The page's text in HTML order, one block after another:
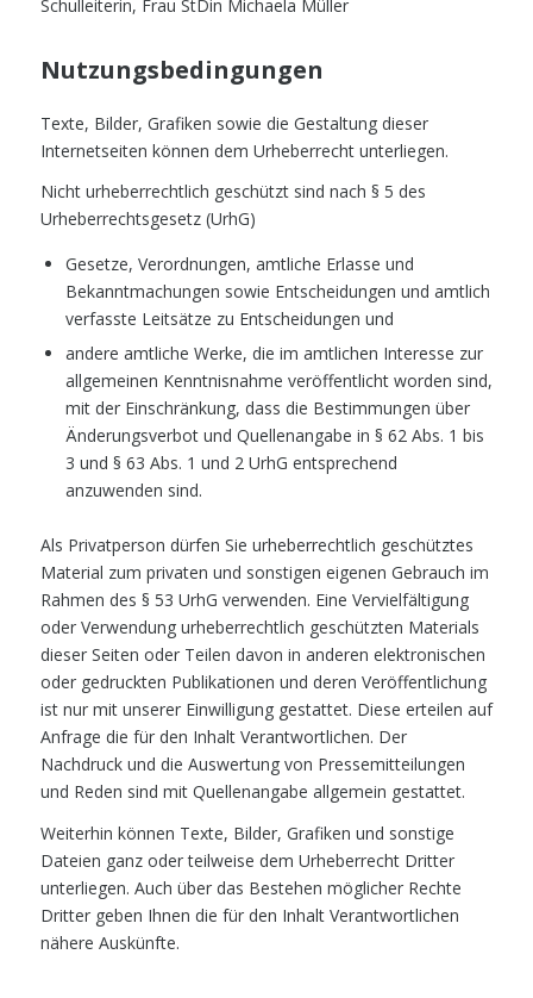
Schulleiterin, Frau StDin Michaela Müller
Nutzungsbedingungen
Texte, Bilder, Grafiken sowie die Gestaltung dieser
Internetseiten können dem Urheberrecht unterliegen.
Nicht urheberrechtlich geschützt sind nach § 5 des
Urheberrechtsgesetz (UrhG)
Gesetze, Verordnungen, amtliche Erlasse und
Bekanntmachungen sowie Entscheidungen und amtlich
verfasste Leitsätze zu Entscheidungen und
andere amtliche Werke, die im amtlichen Interesse zur
allgemeinen Kenntnisnahme veröffentlicht worden sind,
mit der Einschränkung, dass die Bestimmungen über
Änderungsverbot und Quellenangabe in § 62 Abs. 1 bis
3 und § 63 Abs. 1 und 2 UrhG entsprechend
anzuwenden sind.
Als Privatperson dürfen Sie urheberrechtlich geschütztes
Material zum privaten und sonstigen eigenen Gebrauch im
Rahmen des § 53 UrhG verwenden. Eine Vervielfältigung
oder Verwendung urheberrechtlich geschützten Materials
dieser Seiten oder Teilen davon in anderen elektronischen
oder gedruckten Publikationen und deren Veröffentlichung
ist nur mit unserer Einwilligung gestattet. Diese erteilen auf
Anfrage die für den Inhalt Verantwortlichen. Der
Nachdruck und die Auswertung von Pressemitteilungen
und Reden sind mit Quellenangabe allgemein gestattet.
Weiterhin können Texte, Bilder, Grafiken und sonstige
Dateien ganz oder teilweise dem Urheberrecht Dritter
unterliegen. Auch über das Bestehen möglicher Rechte
Dritter geben Ihnen die für den Inhalt Verantwortlichen
nähere Auskünfte.